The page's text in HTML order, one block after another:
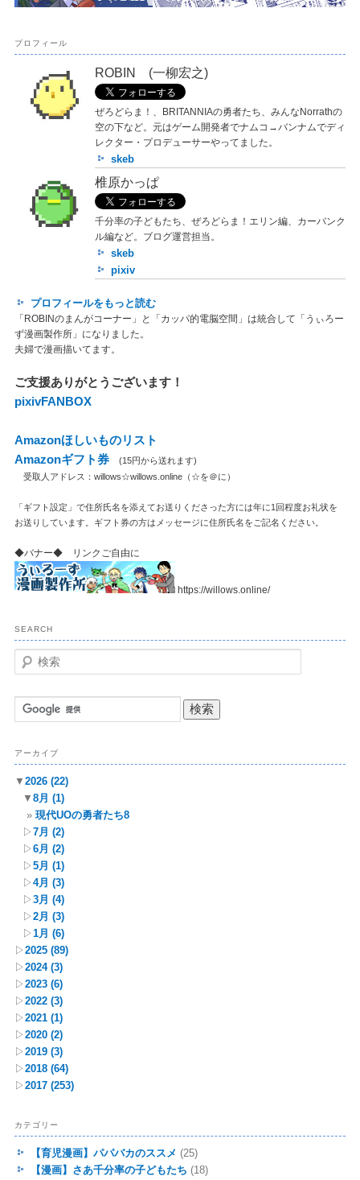
プロフィール
ROBIN (一柳宏之)
ぜろどらま！、BRITANNIAの勇者たち、みんなNorrathの
空の下など。元はゲーム開発者でナムコ→バンナムでディ
レクター・プロデューサーやってました。
skeb
椎原かっぱ
千分率の子どもたち、ぜろどらま！エリン編、カーバンク
ル編など。ブログ運営担当。
skeb
pixiv
プロフィールをもっと読む
「ROBINのまんがコーナー」と「カッパ的電脳空間」は統合して「うぃろー
ず漫画製作所」になりました。
夫婦で漫画描いてます。
ご支援ありがとうございます！
pixivFANBOX
Amazonほしいものリスト
Amazonギフト券
(15円から送れます)
受取人アドレス：willows☆willows.online（☆を＠に）
「ギフト設定」で住所氏名を添えてお送りくださった方には年に1回程度お礼状を
お送りしています。ギフト券の方はメッセージに住所氏名をご記名ください。
◆バナー◆ リンクご自由に
https://willows.online/
SEARCH
検
索
アーカイブ
▼ 2026 (22)
▼ 8月 (1)
現代UOの勇者たち8
▷7月 (2)
▷6月 (2)
▷5月 (1)
▷4月 (3)
▷3月 (4)
▷2月 (3)
▷1月 (6)
▷2025 (89)
▷2024 (3)
▷2023 (6)
▷2022 (3)
▷2021 (1)
▷2020 (2)
▷2019 (3)
▷2018 (64)
▷2017 (253)
カテゴリー
【育児漫画】パパバカのススメ (25)
【漫画】さあ千分率の子どもたち (18)